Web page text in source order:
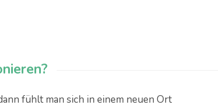
fühlt man sich in einem neuen Ort